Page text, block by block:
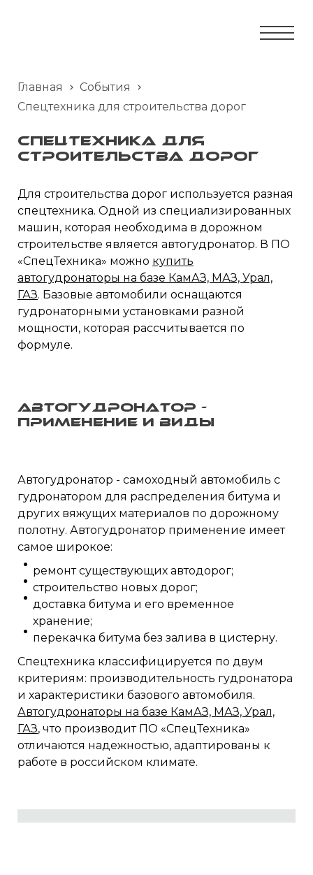
Главная
События
Спецтехника для строительства дорог
Спецтехника для
строительства дорог
Для строительства дорог используется разная
спецтехника. Одной из специализированных
машин, которая необходима в дорожном
строительстве является автогудронатор. В ПО
«СпецТехника» можно купить
автогудронаторы на базе КамАЗ, МАЗ, Урал,
ГАЗ. Базовые автомобили оснащаются
гудронаторными установками разной
мощности, которая рассчитывается по
формуле.
Автогудронатор -
применение и виды
Автогудронатор - самоходный автомобиль с
гудронатором для распределения битума и
других вяжущих материалов по дорожному
полотну. Автогудронатор применение имеет
самое широкое:
ремонт существующих автодорог;
строительство новых дорог;
доставка битума и его временное
хранение;
перекачка битума без залива в цистерну.
Спецтехника классифицируется по двум
критериям: производительность гудронатора
и характеристики базового автомобиля.
Автогудронаторы на базе КамАЗ, МАЗ, Урал,
ГАЗ, что производит ПО «СпецТехника»
отличаются надежностью, адаптированы к
работе в российском климате.